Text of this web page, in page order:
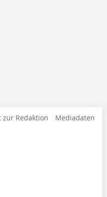
zur Redaktion Mediadaten